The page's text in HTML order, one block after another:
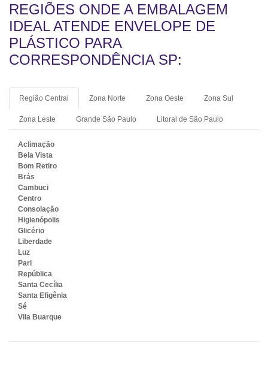
REGIÕES ONDE A EMBALAGEM
IDEAL ATENDE ENVELOPE DE
PLÁSTICO PARA
CORRESPONDÊNCIA SP:
Região Central Zona Norte Zona Oeste Zona Sul
Zona Leste Grande São Paulo Litoral de São Paulo
Aclimação
Bela Vista
Bom Retiro
Brás
Cambuci
Centro
Consolação
Higienópolis
Glicério
Liberdade
Luz
Pari
República
Santa Cecília
Santa Efigênia
Sé
Vila Buarque